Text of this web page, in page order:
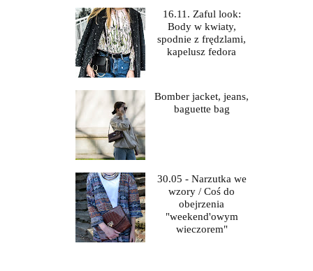
16.11. Zaful look:
Body w kwiaty,
spodnie z frędzlami,
kapelusz fedora
Bomber jacket, jeans,
baguette bag
30.05 - Narzutka we
wzory / Coś do
obejrzenia
"weekend'owym
wieczorem"